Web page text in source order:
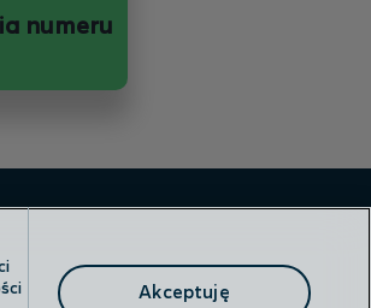
numeru
Akceptuję